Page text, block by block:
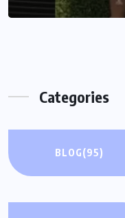
Categories
BLOG(95)